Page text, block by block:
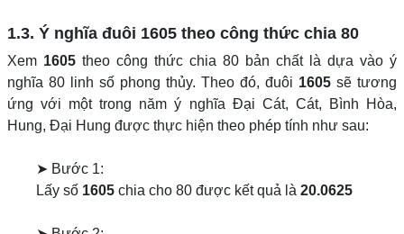
1.3. Ý nghĩa đuôi 1605 theo công thức chia 80
Xem 1605 theo công thức chia 80 bản chất là dựa vào ý
nghĩa 80 linh số phong thủy. Theo đó, đuôi 1605 sẽ tương
ứng với một trong năm ý nghĩa Đại Cát, Cát, Bình Hòa,
Hung, Đại Hung được thực hiện theo phép tính như sau:
➤ Bước 1:
Lấy số 1605 chia cho 80 được kết quả là 20.0625